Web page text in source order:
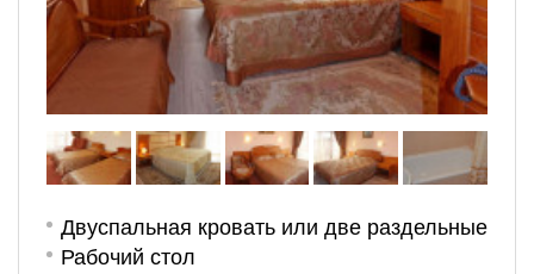
Двуспальная кровать или две раздельные
Рабочий стол